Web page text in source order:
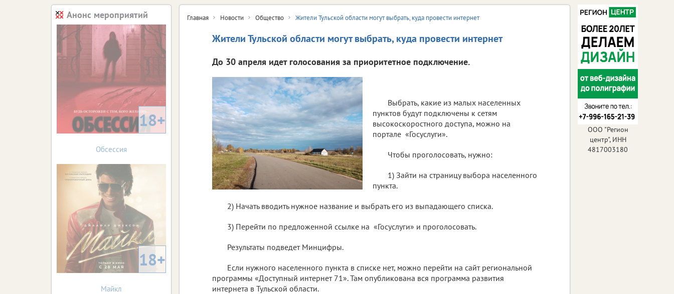
Главная Новости Общество Жители Тульской области могут выбрать, куда провести интернет
Жители Тульской области могут выбрать, куда провести интернет
До 30 апреля идет голосования за приоритетное подключение.
Выбрать, какие из малых населенных
пунктов будут подключены к сетям
высокоскоростного доступа, можно на
портале «Госуслуги».
Чтобы проголосовать, нужно:
1) Зайти на страницу выбора населенного
пункта.
2) Начать вводить нужное название и выбрать его из выпадающего списка.
3) Перейти по предложенной ссылке на «Госуслуги» и проголосовать.
Результаты подведет Минцифры.
Если нужного населенного пункта в списке нет, можно перейти на сайт региональной
программы «Доступный интернет 71». Там опубликована вся программа развития
интернета в Тульской области.
Анонс мероприятий
18+
Обсессия
18+
Майкл
ООО "Регион
центр", ИНН
4817003180